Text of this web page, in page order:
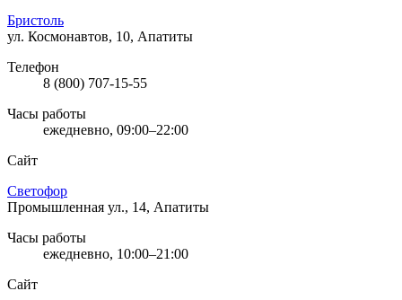
Бристоль
ул. Космонавтов, 10, Апатиты
Телефон
8 (800) 707-15-55
Часы работы
ежедневно, 09:00–22:00
Сайт
Светофор
Промышленная ул., 14, Апатиты
Часы работы
ежедневно, 10:00–21:00
Сайт